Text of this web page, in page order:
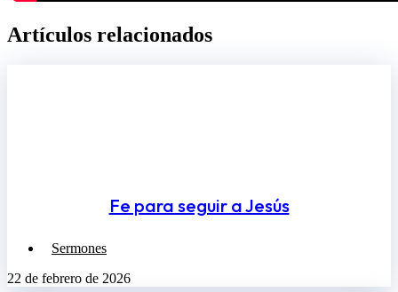
Artículos relacionados​
Fe para seguir a Jesús
Sermones
22 de febrero de 2026